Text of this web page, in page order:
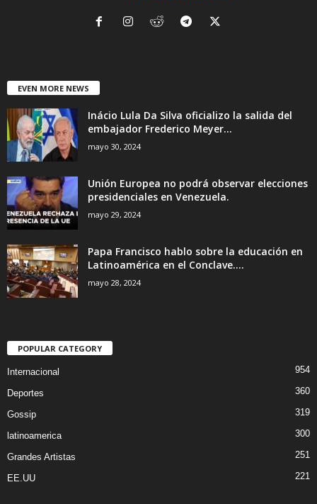
EVEN MORE NEWS
Inácio Lula Da Silva oficializo la salida del
embajador Frederico Meyer...
mayo 30, 2024
Unión Europea no podrá observar elecciones
presidenciales en Venezuela.
mayo 29, 2024
Papa Francisco hablo sobre la educación en
Latinoamérica en el Conclave....
mayo 28, 2024
POPULAR CATEGORY
Internacional 954
Deportes 360
Gossip 319
latinoamerica 300
Grandes Artistas 251
EE.UU 221